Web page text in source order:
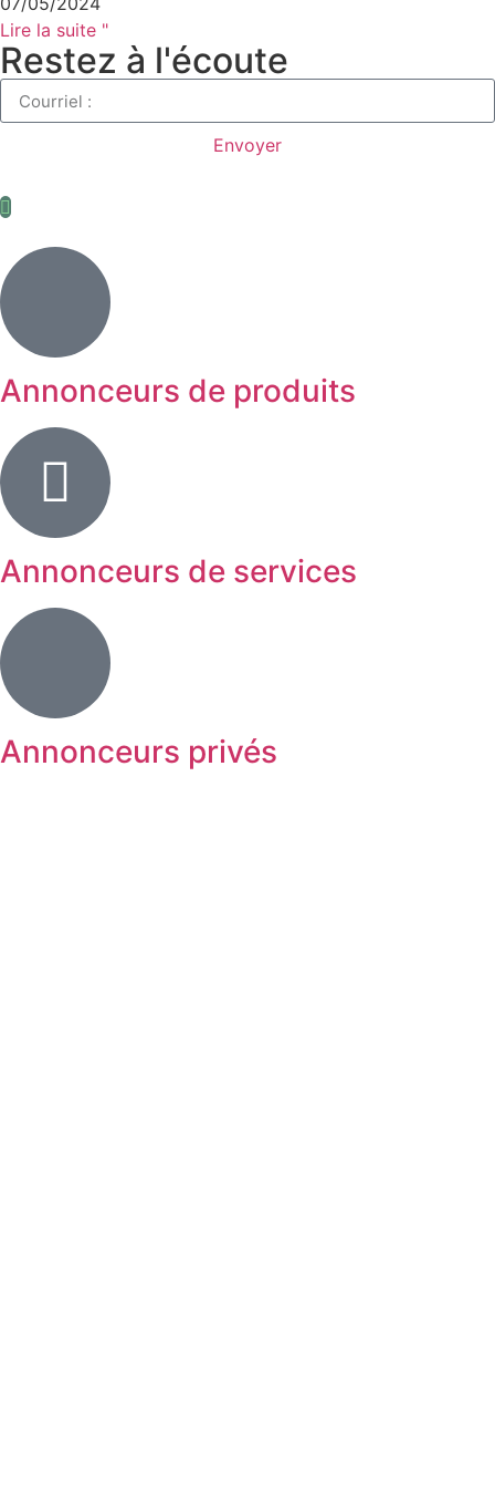
Lire la suite "
Restez à l'écoute
Envoyer
Annonceurs de produits
Annonceurs de services
Annonceurs privés